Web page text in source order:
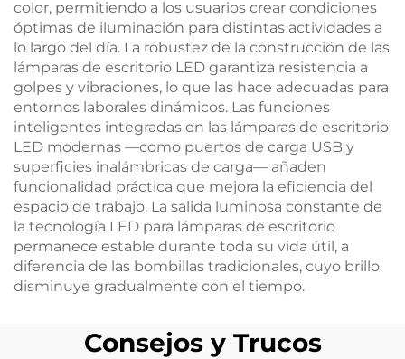
color, permitiendo a los usuarios crear condiciones
óptimas de iluminación para distintas actividades a
lo largo del día. La robustez de la construcción de las
lámparas de escritorio LED garantiza resistencia a
golpes y vibraciones, lo que las hace adecuadas para
entornos laborales dinámicos. Las funciones
inteligentes integradas en las lámparas de escritorio
LED modernas —como puertos de carga USB y
superficies inalámbricas de carga— añaden
funcionalidad práctica que mejora la eficiencia del
espacio de trabajo. La salida luminosa constante de
la tecnología LED para lámparas de escritorio
permanece estable durante toda su vida útil, a
diferencia de las bombillas tradicionales, cuyo brillo
disminuye gradualmente con el tiempo.
Consejos y Trucos